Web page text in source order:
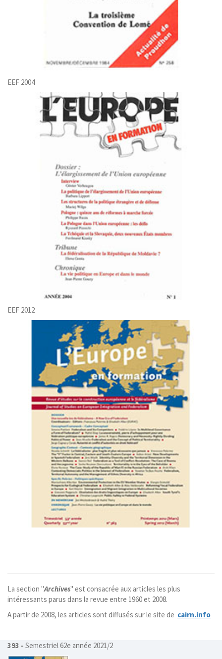
EEF 2004
EEF 2012
La section "Archives" est consacrée aux articles les plus
intéressants parus dans la revue entre 1960 et 2008.
A partir de 2008, les articles sont diffusés sur le site de cairn.info
393 - Semestriel 62e année 2021/2